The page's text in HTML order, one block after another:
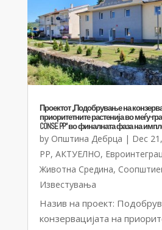
Проектот „Подобрување на
приоритетните растенија во меѓу-
CONSE PP“ во финалната фаза на
by Општина Дебрца | Dec
PP, АКТУЕЛНО,
Животна Средина,
Известувања
Назив на проект:
конзервацијата на